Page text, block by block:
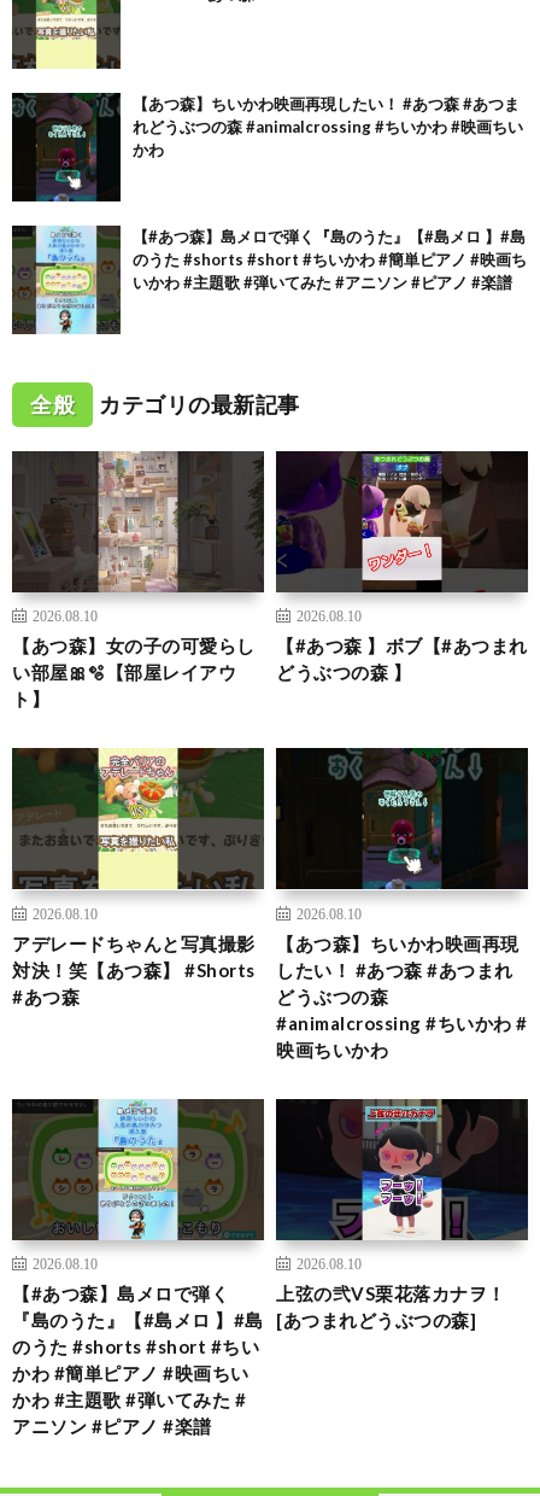
【あつ森】ちいかわ映画再現したい！ #あつ森 #あつま
れどうぶつの森 #animalcrossing #ちいかわ #映画ちい
かわ
【#あつ森】島メロで弾く『島のうた』【#島メロ 】#島
のうた #shorts #short #ちいかわ #簡単ピアノ #映画ち
いかわ #主題歌 #弾いてみた #アニソン #ピアノ #楽譜
全般 カテゴリの最新記事
2026.08.10
【あつ森】女の子の可愛らし
い部屋🎀🫧【部屋レイアウ
ト】
2026.08.10
【#あつ森 】ボブ【#あつまれ
どうぶつの森 】
2026.08.10
アデレードちゃんと写真撮影
対決！笑【あつ森】 #Shorts
#あつ森
2026.08.10
【あつ森】ちいかわ映画再現
したい！ #あつ森 #あつまれ
どうぶつの森
#animalcrossing #ちいかわ #
映画ちいかわ
2026.08.10
【#あつ森】島メロで弾く
『島のうた』【#島メロ 】#島
のうた #shorts #short #ちい
かわ #簡単ピアノ #映画ちい
かわ #主題歌 #弾いてみた #
アニソン #ピアノ #楽譜
2026.08.10
上弦の弐VS栗花落カナヲ！
[あつまれどうぶつの森]